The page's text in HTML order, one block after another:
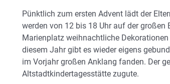
Pünktlich zum ersten Advent lädt der
werden von 12 bis 18 Uhr auf der
Marienplatz weihnachtliche
diesem Jahr gibt es wieder eigens
im Vorjahr großen Anklang fanden. Der
Altstadtkindertagesstätte zugute.